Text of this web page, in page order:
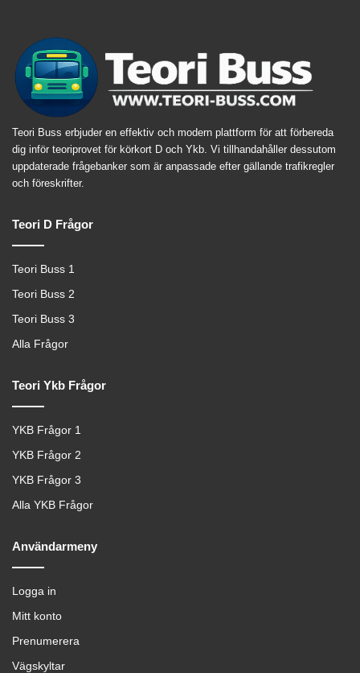
Teori Buss erbjuder en effektiv och modern plattform för att förbereda
dig inför teoriprovet för körkort D och Ykb. Vi tillhandahåller dessutom
uppdaterade frågebanker som är anpassade efter gällande trafikregler
och föreskrifter.
Teori D Frågor
Teori Buss 1
Teori Buss 2
Teori Buss 3
Alla Frågor
Teori Ykb Frågor
YKB Frågor 1
YKB Frågor 2
YKB Frågor 3
Alla YKB Frågor
Användarmeny
Logga in
Mitt konto
Prenumerera
Vägskyltar